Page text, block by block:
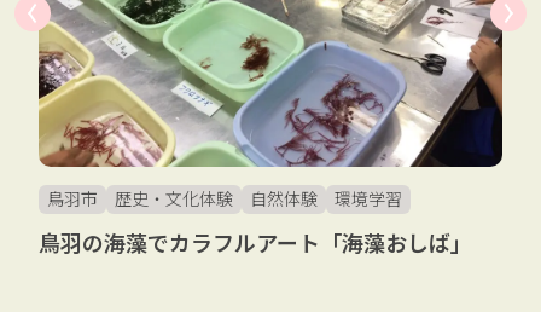
鳥羽市 歴史・文化体験 自然体験 環境学習
鳥羽の海藻でカラフルアート「海藻おしば」